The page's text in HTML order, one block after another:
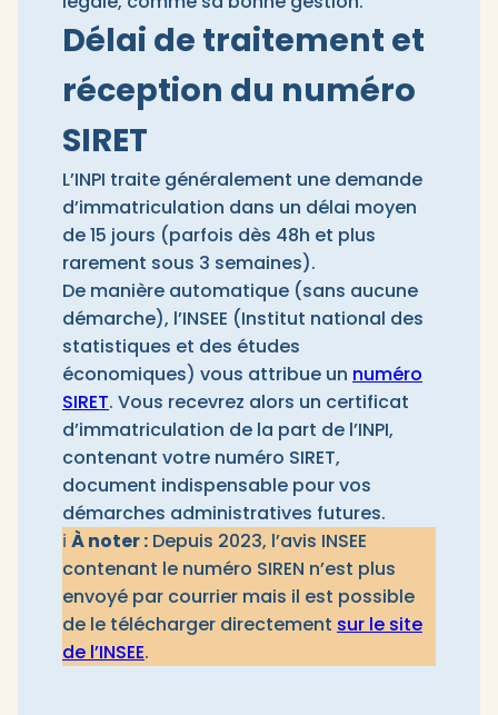
Délai de traitement et
réception du numéro
SIRET
L’INPI traite généralement une demande
d’immatriculation dans un délai moyen
de 15 jours (parfois dès 48h et plus
rarement sous 3 semaines).
De manière automatique (sans aucune
démarche), l’INSEE (Institut national des
statistiques et des études
économiques) vous attribue un numéro
SIRET. Vous recevrez alors un certificat
d’immatriculation de la part de l’INPI,
contenant votre numéro SIRET,
document indispensable pour vos
démarches administratives futures.​
ℹ️ À noter : Depuis 2023, l’avis INSEE
contenant le numéro SIREN n’est plus
envoyé par courrier mais il est possible
de le télécharger directement sur le site
de l’INSEE.